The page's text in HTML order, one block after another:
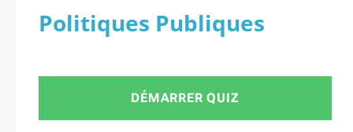
Politiques Publiques
DÉMARRER QUIZ